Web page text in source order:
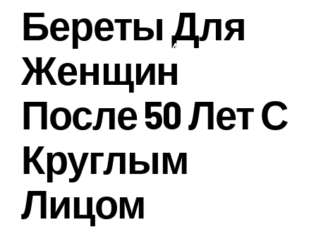
НАУКА И
Береты Для
Женщин
После 50 Лет С
Круглым
Лицом